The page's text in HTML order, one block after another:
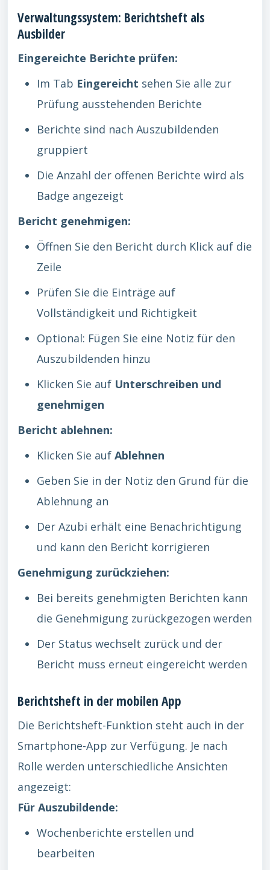
Verwaltungssystem: Berichtsheft als
Ausbilder
Eingereichte Berichte prüfen:
Im Tab Eingereicht sehen Sie alle zur
Prüfung ausstehenden Berichte
Berichte sind nach Auszubildenden
gruppiert
Die Anzahl der offenen Berichte wird als
Badge angezeigt
Bericht genehmigen:
Öffnen Sie den Bericht durch Klick auf die
Zeile
Prüfen Sie die Einträge auf
Vollständigkeit und Richtigkeit
Optional: Fügen Sie eine Notiz für den
Auszubildenden hinzu
Klicken Sie auf Unterschreiben und
genehmigen
Bericht ablehnen:
Klicken Sie auf Ablehnen
Geben Sie in der Notiz den Grund für die
Ablehnung an
Der Azubi erhält eine Benachrichtigung
und kann den Bericht korrigieren
Genehmigung zurückziehen:
Bei bereits genehmigten Berichten kann
die Genehmigung zurückgezogen werden
Der Status wechselt zurück und der
Bericht muss erneut eingereicht werden
Berichtsheft in der mobilen App
Die Berichtsheft-Funktion steht auch in der
Smartphone-App zur Verfügung. Je nach
Rolle werden unterschiedliche Ansichten
angezeigt:
Für Auszubildende:
Wochenberichte erstellen und
bearbeiten